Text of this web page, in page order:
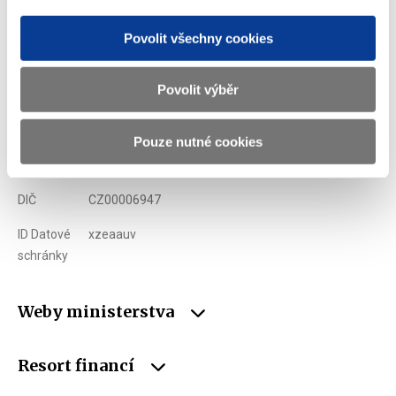
Povolit všechny cookies
Povolit výběr
Pouze nutné cookies
Adresa Letenská 15, 118 10 Praha
+420 257 041 111
IČO 00006947
DIČ CZ00006947
ID Datové
schránky
xzeaauv
Weby ministerstva
Resort financí